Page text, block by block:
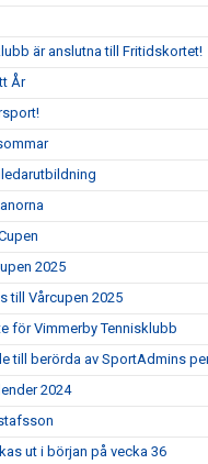
är anslutna till Fritidskortet!
År
2025
till Vårcupen 2025
för Vimmerby Tennisklubb
till berörda av SportAdmins
2024
ut i början på vecka 36